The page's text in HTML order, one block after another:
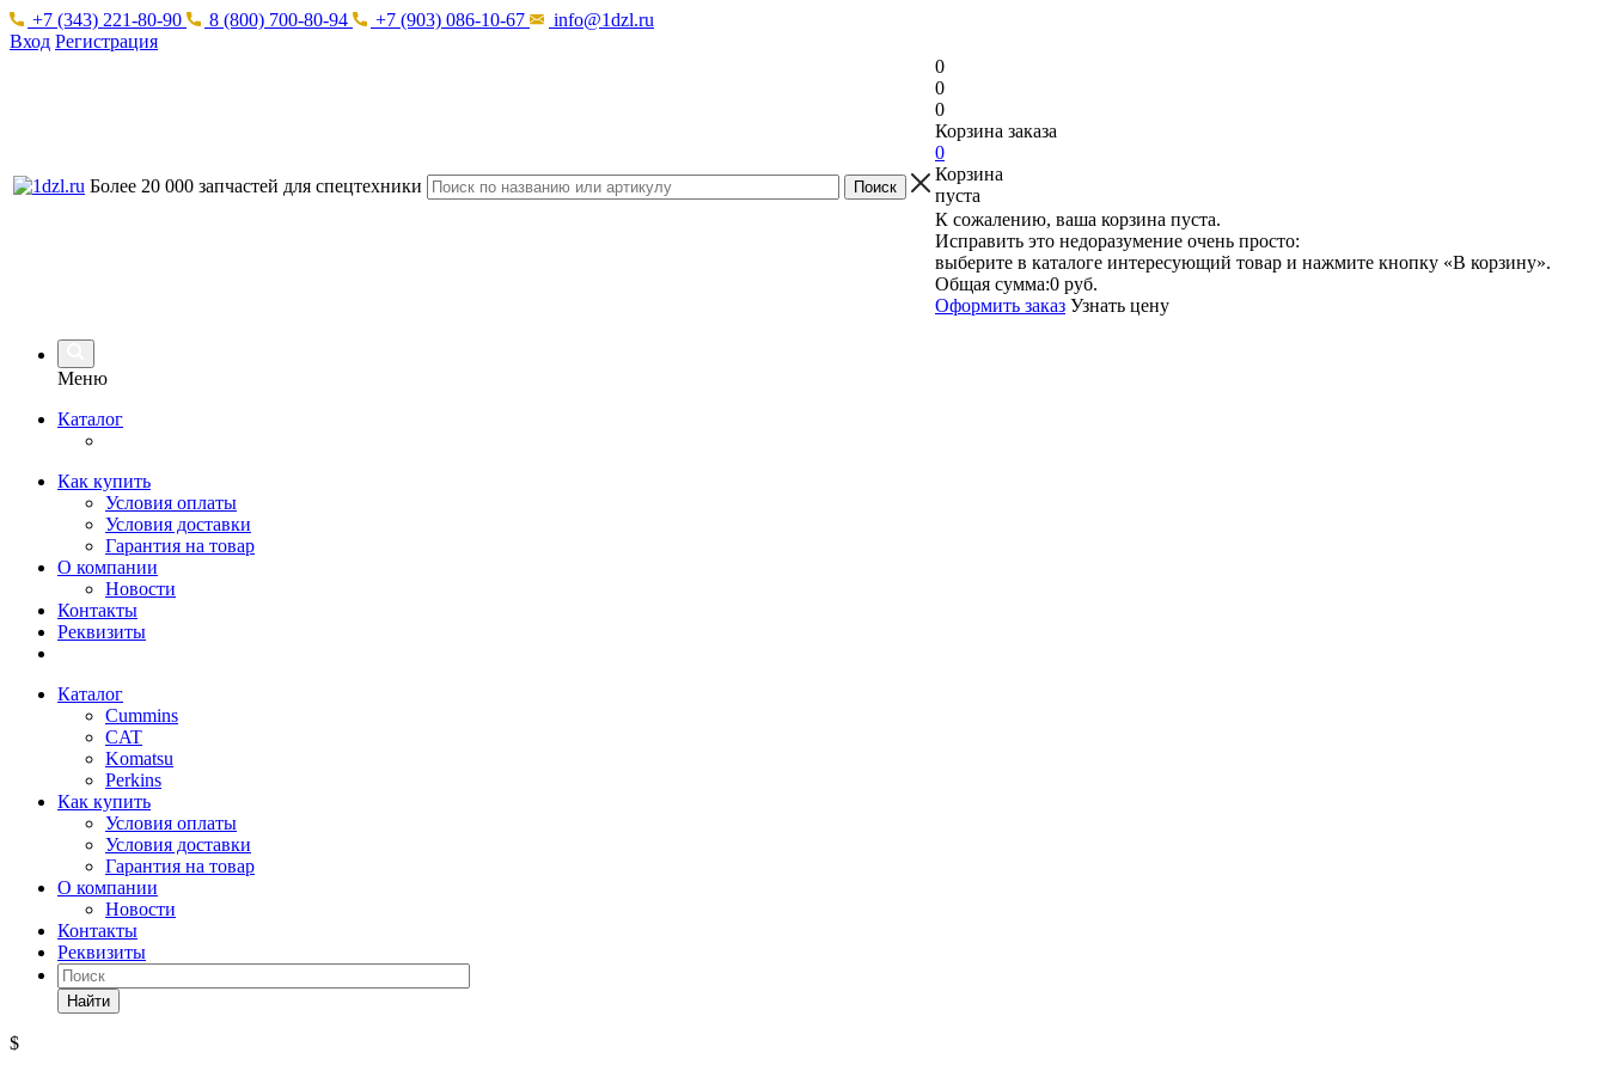
+7 (343) 221-80-90 8 (800) 700-80-94 +7 (903) 086-10-67
info@1dzl.ru
Вход Регистрация
Более 20 000 запчастей для спецтехники
0
0
0
Корзина заказа
0
Корзина
пуста
К сожалению, ваша корзина пуста.
Исправить это недоразумение очень просто:
выберите в каталоге интересующий товар и нажмите кнопку «В корзину».
Общая сумма:0 руб.
Оформить заказ Узнать цену
Меню
Каталог
Как купить
Условия оплаты
Условия доставки
Гарантия на товар
О компании
Новости
Контакты
Реквизиты
Каталог
Cummins
CAT
Komatsu
Perkins
Как купить
Условия оплаты
Условия доставки
Гарантия на товар
О компании
Новости
Контакты
Реквизиты
Найти
$